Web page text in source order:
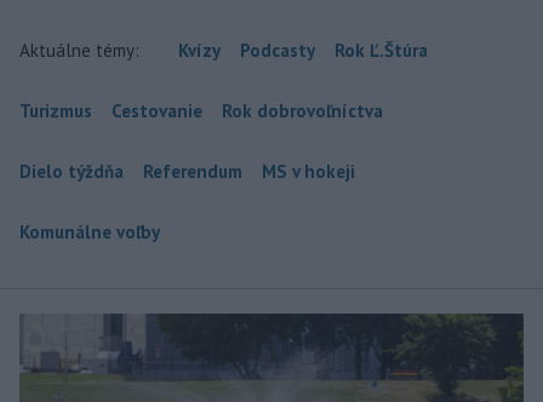
Aktuálne témy: Kvízy Podcasty Rok Ľ.Štúra
Turizmus Cestovanie Rok dobrovoľníctva
Dielo týždňa Referendum MS v hokeji
Komunálne voľby